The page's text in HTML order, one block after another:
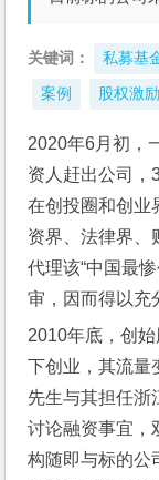
关键词： 私募基
案例 股权激励
2020年6月初，
资人赶出公司，
在创投圈和创业
资界、法律界、
代理该“中国最
审，因而得以充
2010年底，创
下创业，其流量
先生与其担任浙
讨论融资事宜，
构随即与标的公